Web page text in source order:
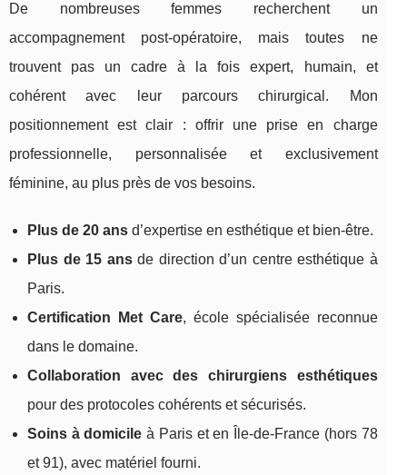
De nombreuses femmes recherchent un
accompagnement post-opératoire, mais toutes ne
trouvent pas un cadre à la fois expert, humain, et
cohérent avec leur parcours chirurgical. Mon
positionnement est clair : offrir une prise en charge
professionnelle, personnalisée et exclusivement
féminine, au plus près de vos besoins.
Plus de 20 ans d’expertise en esthétique et bien-être.
Plus de 15 ansde direction d’un centre esthétique à
Paris.
Certification Met Care, école spécialisée reconnue
dans le domaine.
Collaboration avec des chirurgiens esthétiques
pour des protocoles cohérents et sécurisés.
Soins à domicile à Paris et en Île-de-France (hors 78
et 91), avec matériel fourni.